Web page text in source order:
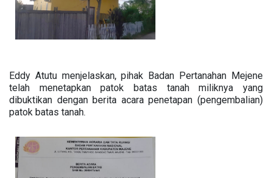
Eddy Atutu menjelaskan, pihak Badan Pertanahan Mejene
telah menetapkan patok batas tanah miliknya yang
dibuktikan dengan berita acara penetapan (pengembalian)
patok batas tanah.